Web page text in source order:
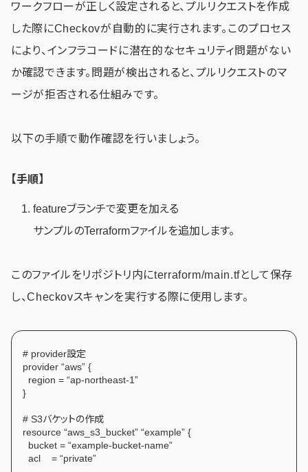
ワークフローが正しく設定されると、プルリクエストを作成
した際にCheckovが自動的に実行されます。このプロセス
により、インフラコードに潜在的なセキュリティ問題がない
か確認できます。問題が検出されると、プルリクエストのマ
ージが拒否される仕組みです。
以下の手順で動作確認を行いましょう。
【手順】
featureブランチで変更を加える
サンプルのTerraformファイルを追加します。
このファイルをリポジトリ内にterraform/main.tfとして保存
し、Checkovスキャンを実行する際に使用します。
# provider設定
provider “aws” {
region = “ap-northeast-1”
}
# S3バケットの作成
resource “aws_s3_bucket” “example” {
bucket = “example-bucket-name”
acl = “private”